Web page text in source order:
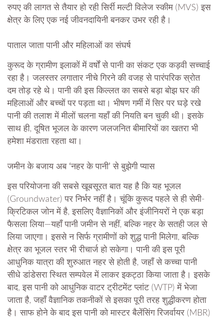
रुपए की लागत से तैयार हो रही सिर्री मल्टी विलेज स्कीम (MVS) इस
क्षेत्र के लिए एक नई जीवनदायिनी बनकर उभर रही है।
पाताल जाता पानी और महिलाओं का संघर्ष
​कुरूद के ग्रामीण इलाकों में वर्षों से पानी का संकट एक कड़वी सच्चाई
रहा है। जलस्तर लगातार नीचे गिरने की वजह से पारंपरिक स्रोत
दम तोड़ रहे थे। पानी की इस किल्लत का सबसे बड़ा बोझ घर की
महिलाओं और बच्चों पर पड़ता था। भीषण गर्मी में सिर पर घड़े रखे
पानी की तलाश में मीलों चलना यहाँ की नियति बन चुकी थी। इसके
साथ ही, दूषित भूजल के कारण जलजनित बीमारियों का खतरा भी
हमेशा मंडराता रहता था।
जमीन के बजाय अब ‘नहर के पानी’ से बुझेगी प्यास
​इस परियोजना की सबसे खूबसूरत बात यह है कि यह भूजल
(Groundwater) पर निर्भर नहीं है। चूंकि कुरूद पहले से ही सेमी-
क्रिटिकल जोन में है, इसलिए वैज्ञानिकों और इंजीनियरों ने एक बड़ा
फैसला लिया—यहाँ पानी जमीन से नहीं, बल्कि नहर के सतही जल से
लिया जाएगा। इससे न सिर्फ ग्रामीणों को शुद्ध पानी मिलेगा, बल्कि
क्षेत्र का भूजल स्तर भी रीचार्ज हो सकेगा। पानी की इस पूरी
आधुनिक यात्रा की शुरुआत नहर से होती है, जहाँ से कच्चा पानी
सीधे डांडेसरा स्थित सम्पवेल में लाकर इकट्ठा किया जाता है। इसके
बाद, इस पानी को आधुनिक वाटर ट्रीटमेंट प्लांट (WTP) में भेजा
जाता है, जहाँ वैज्ञानिक तकनीकों से इसका पूरी तरह शुद्धीकरण होता
है। साफ होने के बाद इस पानी को मास्टर बैलेंसिंग रिजर्वायर (MBR)